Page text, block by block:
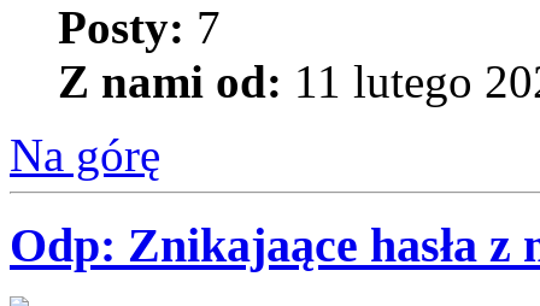
Posty: 7
Z nami od: 11 lutego
Na górę
Odp: Znikajaące hasła z